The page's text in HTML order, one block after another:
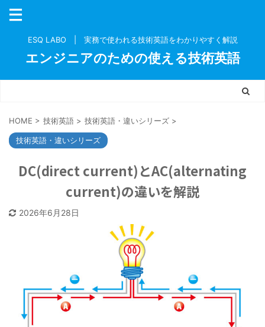
ESQ LABO | 実務で使われる技術英語をわかりやすく解説
エンジニアのための使える技術英語
HOME > 技術英語 > 技術英語・違いシリーズ >
技術英語・違いシリーズ
DC(direct current)とAC(alternating
current)の違いを解説
2026年6月28日